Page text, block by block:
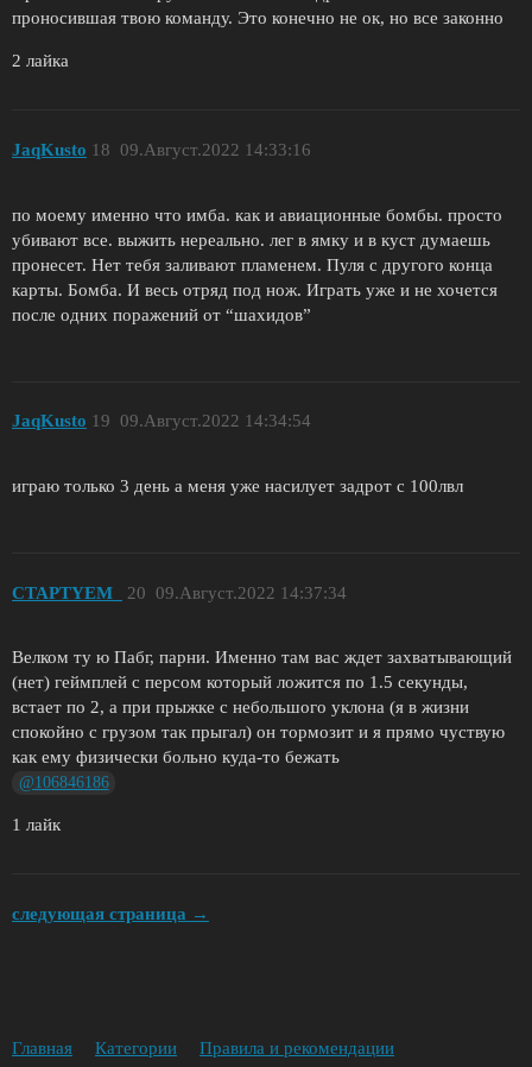
проносившая твою команду. Это конечно не ок, но все законно
2 лайка
JaqKusto 09.Август.2022 14:33:16
18
по моему именно что имба. как и авиационные бомбы. просто
убивают все. выжить нереально. лег в ямку и в куст думаешь
пронесет. Нет тебя заливают пламенем. Пуля с другого конца
карты. Бомба. И весь отряд под нож. Играть уже и не хочется
после одних поражений от “шахидов”
JaqKusto 09.Август.2022 14:34:54
19
играю только 3 день а меня уже насилует задрот с 100лвл
CTAPTYEM_ 09.Август.2022 14:37:34
20
Велком ту ю Пабг, парни. Именно там вас ждет захватывающий
(нет) геймплей с персом который ложится по 1.5 секунды,
встает по 2, а при прыжке с небольшого уклона (я в жизни
спокойно с грузом так прыгал) он тормозит и я прямо чуствую
как ему физически больно куда-то бежать
@106846186
1 лайк
следующая страница →
Главная Категории Правила и рекомендации